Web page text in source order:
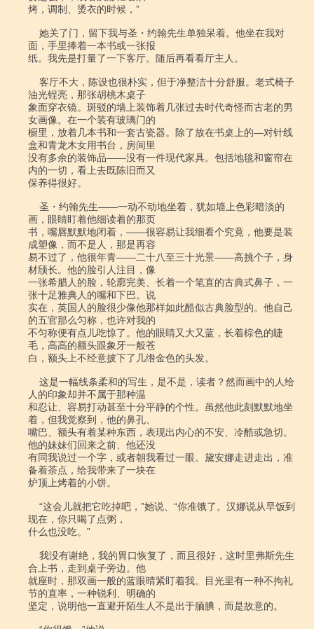
烤，调制、烫衣的时候，”
面，手里捧着一本书或一张报
纸。我先是打量了一下客厅。随后再看看厅主人。
油光锃亮，那张胡桃木桌子
象面穿衣镜。斑驳的墙上装饰着几张过去时代奇怪而古老的男
女画像。在一个装有玻璃门的
橱里，放着几本书和一套古瓷器。除了放在书桌上的―对针线
盒和青龙木女用书台，房间里
没有多余的装饰品――没有一件现代家具。包括地毯和窗帘在
内的一切，看上去既陈旧而又
保养得很好。
画，眼睛盯着他细读着的那页
书，嘴唇默默地闭着，――很容易让我细看个究竟，他要是装
成塑像，而不是人，那是再容
易不过了，他很年青――二十八至三十光景――高挑个子，身
材颀长。他的脸引人注目，像
一张希腊人的脸，轮廓完美、长着一个笔直的古典式鼻子，一
张十足雅典人的嘴和下巴。说
实在，英国人的脸很少像他那样如此酷似古典脸型的。他自己
的五官那么匀称，也许对我的
不匀称便有点儿吃惊了。他的眼睛又大又蓝，长着棕色的睫
毛，高高的额头跟象牙一般苍
白，额头上不经意披下了几绺金色的头发。
人的印象却并不属于那种温
和忍让、容易打动甚至十分平静的个性。虽然他此刻默默地坐
着，但我觉察到，他的鼻孔、
嘴巴、额头有着某种东西，表现出内心的不安、冷酷或急切。
他的妹妹们回来之前、他还没
有同我说过一个字，或者朝我看过一眼。黛安娜走进走出，准
备着茶点，给我带来了一块在
炉顶上烤着的小饼。
现在，你只喝了点粥，
什么也没吃。”
合上书，走到桌子旁边。他
就座时，那双画一般的蓝眼晴紧盯着我。目光里有一种不拘礼
节的直率，一种锐利、明确的
坚定，说明他一直避开陌生人不是出于腼腆，而是故意的。